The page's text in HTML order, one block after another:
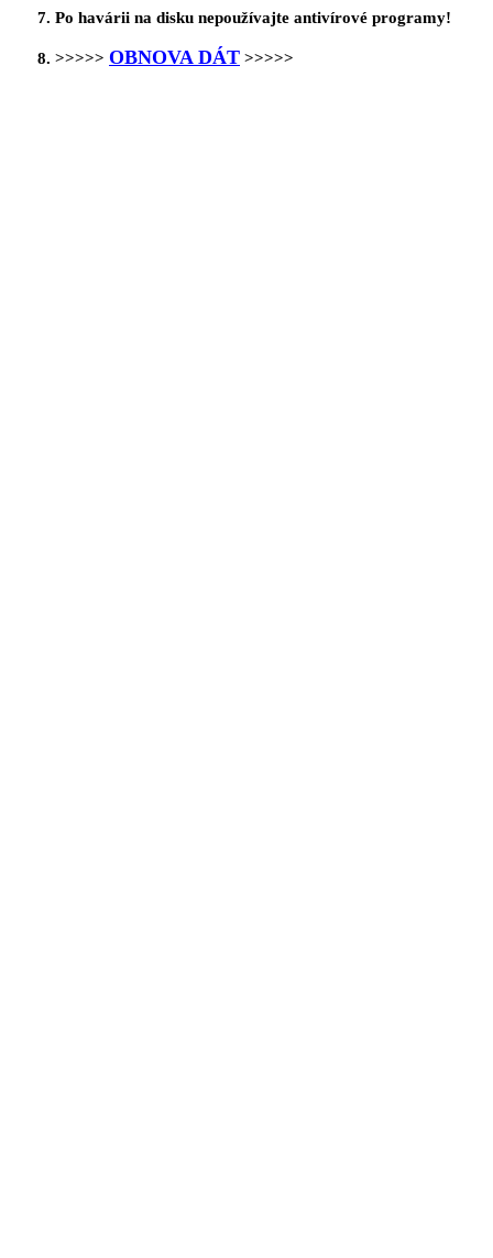
Po havárii na disku nepoužívajte antivírové programy!
>>>>> OBNOVA DÁT >>>>>